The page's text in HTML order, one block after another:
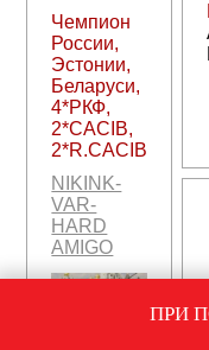
Чемпион
России,
Эстонии,
Беларуси,
4*РКФ,
2*CACIB,
2*R.CACIB
NIKINK-
VAR-
HARD
AMIGO
ПРИ